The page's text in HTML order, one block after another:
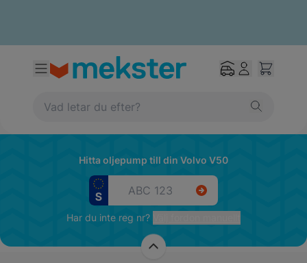
Hitta oljepump till din Volvo V50
Har du inte reg nr?